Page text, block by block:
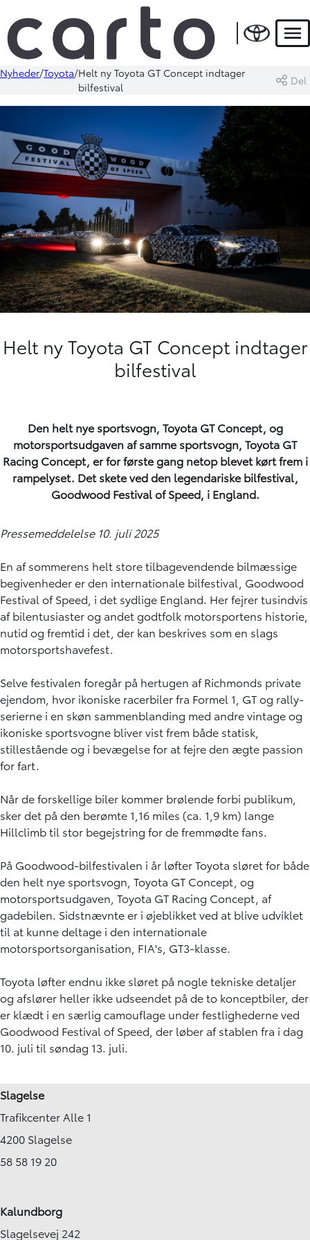
Nyheder Toyota Helt ny Toyota GT Concept indtager
bilfestival
Del
Helt ny Toyota GT Concept indtager
bilfestival
Den helt nye sportsvogn, Toyota GT Concept, og
motorsportsudgaven af samme sportsvogn, Toyota GT
Racing Concept, er for første gang netop blevet kørt frem i
rampelyset. Det skete ved den legendariske bilfestival,
Goodwood Festival of Speed, i England.
Pressemeddelelse 10. juli 2025
En af sommerens helt store tilbagevendende bilmæssige
begivenheder er den internationale bilfestival, Goodwood
Festival of Speed, i det sydlige England. Her fejrer tusindvis
af bilentusiaster og andet godtfolk motorsportens historie,
nutid og fremtid i det, der kan beskrives som en slags
motorsportshavefest.
Selve festivalen foregår på hertugen af Richmonds private
ejendom, hvor ikoniske racerbiler fra Formel 1, GT og rally-
serierne i en skøn sammenblanding med andre vintage og
ikoniske sportsvogne bliver vist frem både statisk,
stillestående og i bevægelse for at fejre den ægte passion
for fart.
Når de forskellige biler kommer brølende forbi publikum,
sker det på den berømte 1,16 miles (ca. 1,9 km) lange
Hillclimb til stor begejstring for de fremmødte fans.
På Goodwood-bilfestivalen i år løfter Toyota sløret for både
den helt nye sportsvogn, Toyota GT Concept, og
motorsportsudgaven, Toyota GT Racing Concept, af
gadebilen. Sidstnævnte er i øjeblikket ved at blive udviklet
til at kunne deltage i den internationale
motorsportsorganisation, FIA's, GT3-klasse.
Toyota løfter endnu ikke sløret på nogle tekniske detaljer
og afslører heller ikke udseendet på de to konceptbiler, der
er klædt i en særlig camouflage under festlighederne ved
Goodwood Festival of Speed, der løber af stablen fra i dag
10. juli til søndag 13. juli.
Slagelse
Trafikcenter Alle 1
4200 Slagelse
58 58 19 20
Kalundborg
Slagelsevej 242